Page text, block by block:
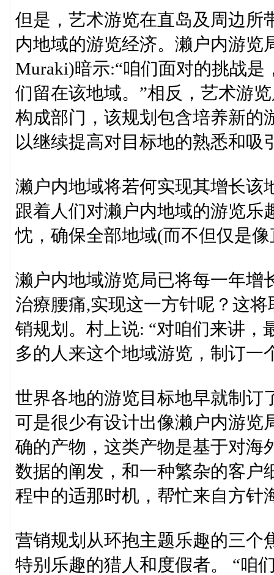
但是，艺术游览在直岛及周边所
内地域的游览经济。濑户内游览
Muraki)暗示:“咱们面对的挑战
们留在该地域。”相反，艺术游
构成部门，该规划包含培养新的
以继续提高对目标地的熟悉和吸
濑户内地域将若何实现其增长该
跟着人们对濑户内地域的游览乐
忱，确保全部地域(而不但仅是
濑户内地域游览局已将每一年增
治療腰痛,实现这一方针呢？这
销规划。村上说: “对咱们来讲，
多的人来这个地域游览，制订一
世界各地的游览目标地早就制订
可是很少有设计出像濑户内游览
确的产物，这类产物是基于对海
数据的阐发，和一种繁杂的客户
程中的适那时机，帮忙来自方针
营销规划从环抱主题乐趣的三个
特别乐趣的猎人和度假者。 “咱